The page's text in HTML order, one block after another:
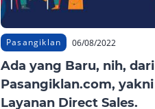
Pasangiklan 06/08/2022
Ada yang Baru, nih, dari
Pasangiklan.com, yakni
Layanan Direct Sales.